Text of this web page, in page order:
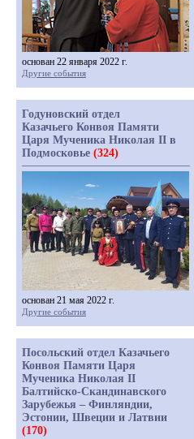
основан 22 января 2022 г.
Другие события
Годуновский отдел
Казачьего Конвоя Памяти
Царя Мученика Николая II в
Подмосковье (324)
основан 21 мая 2022 г.
Другие события
Посольский отдел Казачьего
Конвоя Памяти Царя
Мученика Николая II
Балтийско-Скандинавского
Зарубежья – Финляндии,
Эстонии, Швеции и Латвии
(170)